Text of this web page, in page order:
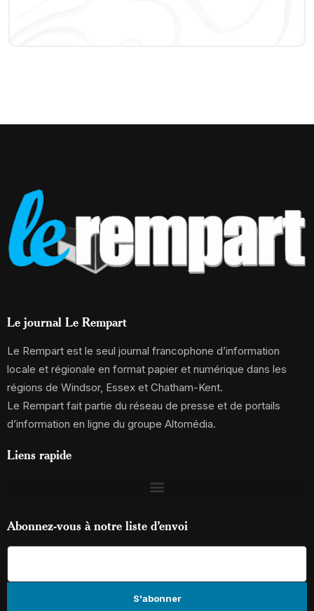
Le journal Le Rempart
Le Rempart est le seul journal francophone d’information
locale et régionale en format papier et numérique dans les
régions de Windsor, Essex et Chatham-Kent.
Le Rempart fait partie du réseau de presse et de portails
d’information en ligne du groupe Altomédia.
Liens rapide
Abonnez-vous à notre liste d’envoi